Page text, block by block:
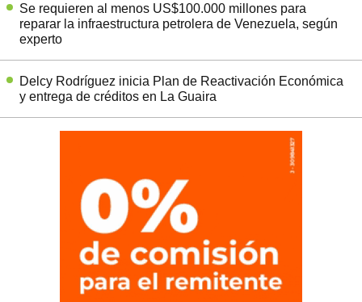
Se requieren al menos US$100.000 millones para
reparar la infraestructura petrolera de Venezuela, según
experto
Delcy Rodríguez inicia Plan de Reactivación Económica
y entrega de créditos en La Guaira